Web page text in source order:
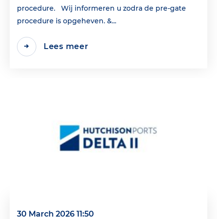
procedure. Wij informeren u zodra de pre-gate
procedure is opgeheven. &...
Lees meer
30 March 2026 11:50